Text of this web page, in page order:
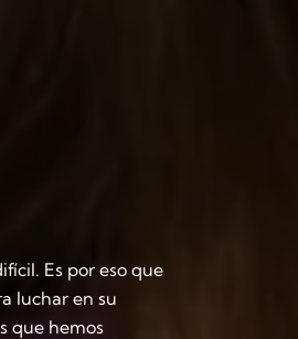
Es por eso que
luchar en su
que hemos